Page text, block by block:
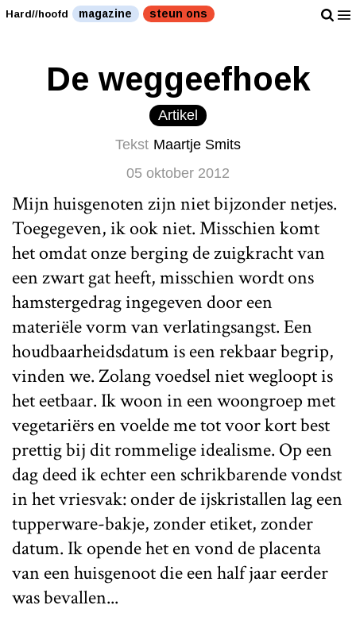
Hard//hoofd magazine steun ons
De weggeefhoek
Artikel
Tekst Maartje Smits
05 oktober 2012
Mijn huisgenoten zijn niet bijzonder netjes.
Toegegeven, ik ook niet. Misschien komt
het omdat onze berging de zuigkracht van
een zwart gat heeft, misschien wordt ons
hamstergedrag ingegeven door een
materiële vorm van verlatingsangst. Een
houdbaarheidsdatum is een rekbaar begrip,
vinden we. Zolang voedsel niet wegloopt is
het eetbaar. Ik woon in een woongroep met
vegetariërs en voelde me tot voor kort best
prettig bij dit rommelige idealisme. Op een
dag deed ik echter een schrikbarende vondst
in het vriesvak: onder de ijskristallen lag een
tupperware-bakje, zonder etiket, zonder
datum. Ik opende het en vond de placenta
van een huisgenoot die een half jaar eerder
was bevallen...